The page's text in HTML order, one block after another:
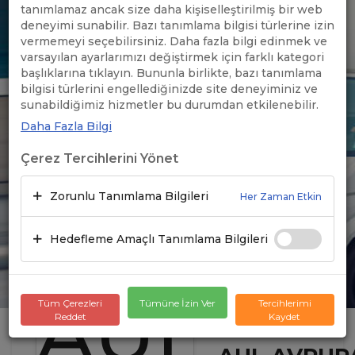
tanımlamaz ancak size daha kişiselleştirilmiş bir web
deneyimi sunabilir. Bazı tanımlama bilgisi türlerine izin
vermemeyi seçebilirsiniz. Daha fazla bilgi edinmek ve
varsayılan ayarlarımızı değiştirmek için farklı kategori
başlıklarına tıklayın. Bununla birlikte, bazı tanımlama
bilgisi türlerini engellediğinizde site deneyiminiz ve
sunabildiğimiz hizmetler bu durumdan etkilenebilir.
Daha Fazla Bilgi
Çerez Tercihlerini Yönet
Zorunlu Tanımlama Bilgileri Her Zaman Etkin
Hedefleme Amaçlı Tanımlama Bilgileri
Tüm Çerezleri
Reddet
Tümüne İzin Ver
Tercihlerimi
Kaydet